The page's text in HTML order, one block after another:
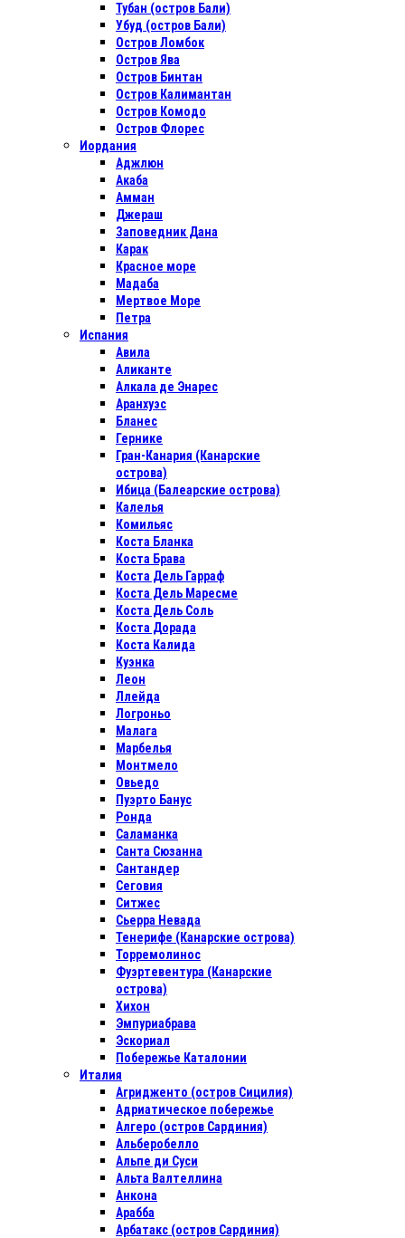
Тубан (остров Бали)
Убуд (остров Бали)
Остров Ломбок
Остров Ява
Остров Бинтан
Остров Калимантан
Остров Комодо
Остров Флорес
Иордания
Аджлюн
Акаба
Амман
Джераш
Заповедник Дана
Карак
Красное море
Мадаба
Мертвое Море
Петра
Испания
Авила
Аликанте
Алкала де Энарес
Аранхуэс
Бланес
Гернике
Гран-Канария (Канарские
острова)
Ибица (Балеарские острова)
Калелья
Комильяс
Коста Бланка
Коста Брава
Коста Дель Гарраф
Коста Дель Маресме
Коста Дель Соль
Коста Дорада
Коста Калида
Куэнка
Леон
Ллейда
Логроньо
Малага
Марбелья
Монтмело
Овьедо
Пуэрто Банус
Ронда
Саламанка
Санта Сюзанна
Сантандер
Сеговия
Ситжес
Сьерра Невада
Тенерифе (Канарские острова)
Торремолинос
Фуэртевентура (Канарские
острова)
Хихон
Эмпуриабрава
Эскориал
Побережье Каталонии
Италия
Агридженто (остров Сицилия)
Адриатическое побережье
Алгеро (остров Сардиния)
Альберобелло
Альпе ди Суси
Альта Валтеллина
Анкона
Арабба
Арбатакс (остров Сардиния)